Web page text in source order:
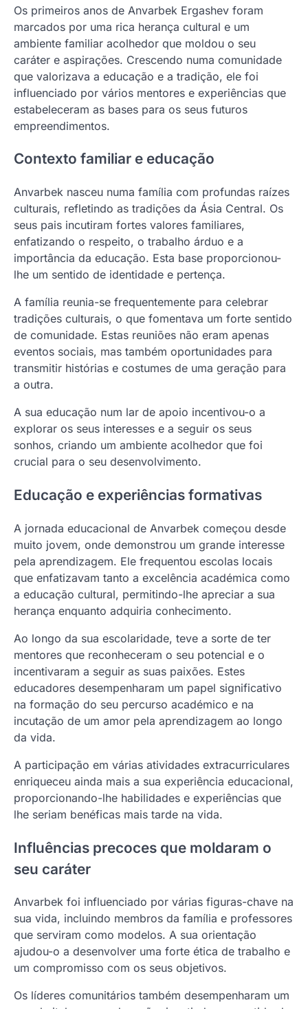
Os primeiros anos de Anvarbek Ergashev foram
marcados por uma rica herança cultural e um
ambiente familiar acolhedor que moldou o seu
caráter e aspirações. Crescendo numa comunidade
que valorizava a educação e a tradição, ele foi
influenciado por vários mentores e experiências que
estabeleceram as bases para os seus futuros
empreendimentos.
Contexto familiar e educação
Anvarbek nasceu numa família com profundas raízes
culturais, refletindo as tradições da Ásia Central. Os
seus pais incutiram fortes valores familiares,
enfatizando o respeito, o trabalho árduo e a
importância da educação. Esta base proporcionou-
lhe um sentido de identidade e pertença.
A família reunia-se frequentemente para celebrar
tradições culturais, o que fomentava um forte sentido
de comunidade. Estas reuniões não eram apenas
eventos sociais, mas também oportunidades para
transmitir histórias e costumes de uma geração para
a outra.
A sua educação num lar de apoio incentivou-o a
explorar os seus interesses e a seguir os seus
sonhos, criando um ambiente acolhedor que foi
crucial para o seu desenvolvimento.
Educação e experiências formativas
A jornada educacional de Anvarbek começou desde
muito jovem, onde demonstrou um grande interesse
pela aprendizagem. Ele frequentou escolas locais
que enfatizavam tanto a excelência académica como
a educação cultural, permitindo-lhe apreciar a sua
herança enquanto adquiria conhecimento.
Ao longo da sua escolaridade, teve a sorte de ter
mentores que reconheceram o seu potencial e o
incentivaram a seguir as suas paixões. Estes
educadores desempenharam um papel significativo
na formação do seu percurso académico e na
incutação de um amor pela aprendizagem ao longo
da vida.
A participação em várias atividades extracurriculares
enriqueceu ainda mais a sua experiência educacional,
proporcionando-lhe habilidades e experiências que
lhe seriam benéficas mais tarde na vida.
Influências precoces que moldaram o
seu caráter
Anvarbek foi influenciado por várias figuras-chave na
sua vida, incluindo membros da família e professores
que serviram como modelos. A sua orientação
ajudou-o a desenvolver uma forte ética de trabalho e
um compromisso com os seus objetivos.
Os líderes comunitários também desempenharam um